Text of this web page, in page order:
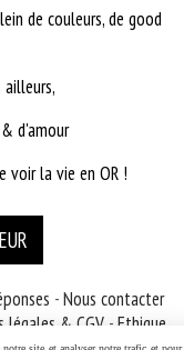
de couleurs, de good
d'amour
voir la vie en OR !
Nous contacter
légales & CGV Ethique